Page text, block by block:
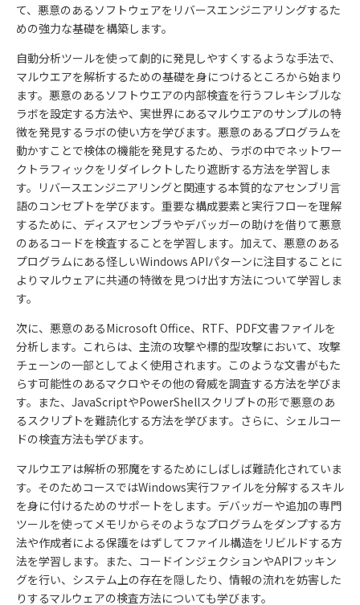
て、悪意のあるソフトウェアをリバースエンジニアリングするた
めの強力な基礎を構築します。
自動分析ツールを使って劇的に発見しやすくするような手法で、
マルウエアを解析するための基礎を身につけるところから始まり
ます。悪意のあるソフトウエアの内部検査を行うフレキシブルな
ラボを設定する方法や、実世界にあるマルウエアのサンプルの特
徴を発見するラボの使い方を学びます。悪意のあるプログラムを
動かすことで検体の機能を発見するため、ラボの中でネットワー
クトラフィックをリダイレクトしたり遮断する方法を学習しま
す。リバースエンジニアリングと関連する本質的なアセンブリ言
語のコンセプトを学びます。重要な構成要素と実行フローを理解
するために、ディスアセンブラやデバッガーの助けを借りて悪意
のあるコードを検査することを学習します。加えて、悪意のある
プログラムにある怪しいWindows APIパターンに注目することに
よりマルウェアに共通の特徴を見つけ出す方法について学習しま
す。
次に、悪意のあるMicrosoft Office、RTF、PDF文書ファイルを
分析します。これらは、主流の攻撃や標的型攻撃において、攻撃
チェーンの一部としてよく使用されます。このような文書がもた
らす可能性のあるマクロやその他の脅威を調査する方法を学びま
す。また、JavaScriptやPowerShellスクリプトの形で悪意のあ
るスクリプトを難読化する方法を学びます。さらに、シェルコー
ドの検査方法も学びます。
マルウエアは解析の邪魔をするためにしばしば難読化されていま
す。そのためコースではWindows実行ファイルを分解するスキル
を身に付けるためのサポートをします。デバッガーや追加の専門
ツールを使ってメモリからそのようなプログラムをダンプする方
法や作成者による保護をはずしてファイル構造をリビルドする方
法を学習します。また、コードインジェクションやAPIフッキン
グを行い、システム上の存在を隠したり、情報の流れを妨害した
りするマルウェアの検査方法についても学びます。